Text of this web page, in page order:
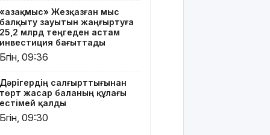
ма?
Бір аптада
47 орман
өрті болды
10 тамызға
арналған
ауа райы
болжамы
«Қазақмыс» Жезқазған мыс
балқыту зауытын жаңғыртуға
25,2 млрд теңгеден астам
инвестиция бағыттады
Бүгін, 09:36
Дәрігердің салғырттығынан
төрт жасар баланың құлағы
естімей қалды
Бүгін, 09:30